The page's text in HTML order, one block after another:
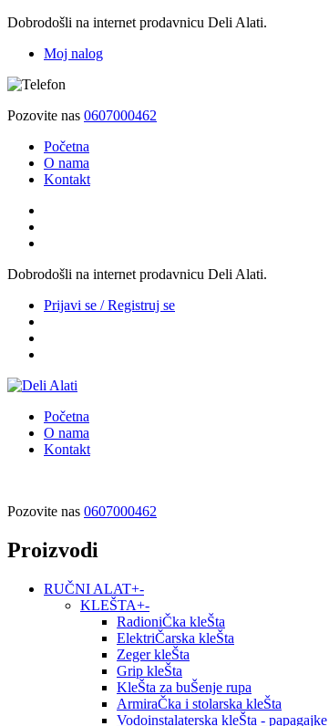
Dobrodošli na internet prodavnicu Deli Alati.
Moj nalog
Pozovite nas 0607000462
Početna
O nama
Kontakt
Dobrodošli na internet prodavnicu Deli Alati.
Prijavi se / Registruj se
Početna
O nama
Kontakt
Pozovite nas 0607000462
Proizvodi
RUČNI ALAT+-
KLEŠTA+-
RadioniČka kleŠta
ElektriČarska kleŠta
Zeger kleŠta
Grip kleŠta
KleŠta za buŠenje rupa
ArmiraČka i stolarska kleŠta
Vodoinstalaterska kleŠta - papagajke